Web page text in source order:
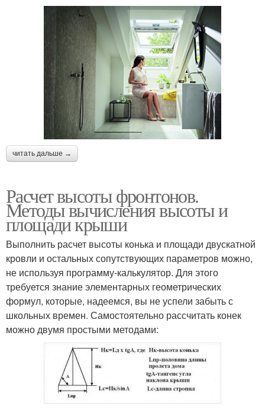
читать дальше →
Расчет высоты фронтонов.
Методы вычисления высоты и
площади крыши
Выполнить расчет высоты конька и площади двускатной
кровли и остальных сопутствующих параметров можно,
не используя программу-калькулятор. Для этого
требуется знание элементарных геометрических
формул, которые, надеемся, вы не успели забыть с
школьных времен. Самостоятельно рассчитать конек
можно двумя простыми методами: